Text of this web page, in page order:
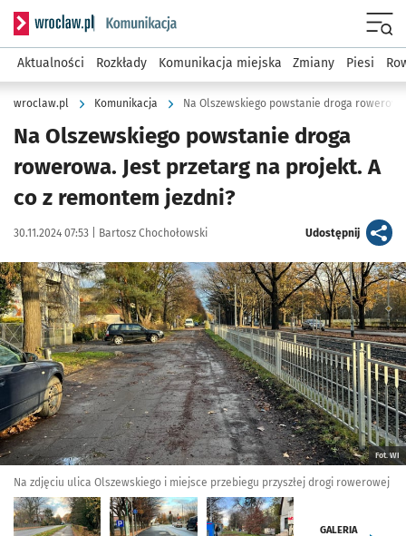
Serwis informacyjny wroclaw.pl podserwis: Komunikacja
Aktualności Rozkłady Komunikacja miejska Zmiany Piesi
wroclaw.pl Komunikacja Na Olszewskiego powstanie droga rowerowa
Na Olszewskiego powstanie droga
rowerowa. Jest przetarg na projekt. A
co z remontem jezdni?
Data publikacji:
30.11.2024 07:53 | Autor:
Bartosz Chochołowski Udostępnijartykuł
Kliknij, aby zobaczyć galerię
Fot. WI
Na zdjęciu ulica Olszewskiego i miejsce przebiegu przyszłej drogi rowerowej
GALERIA